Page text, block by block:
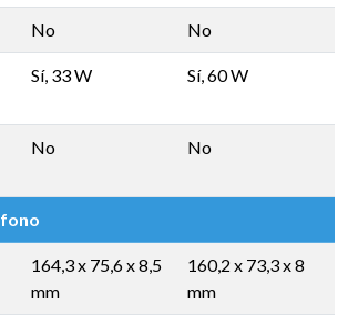
No No
Sí, 33 W Sí, 60 W
No No
164,3 x 75,6 x 8,5
mm
160,2 x 73,3 x 8
mm